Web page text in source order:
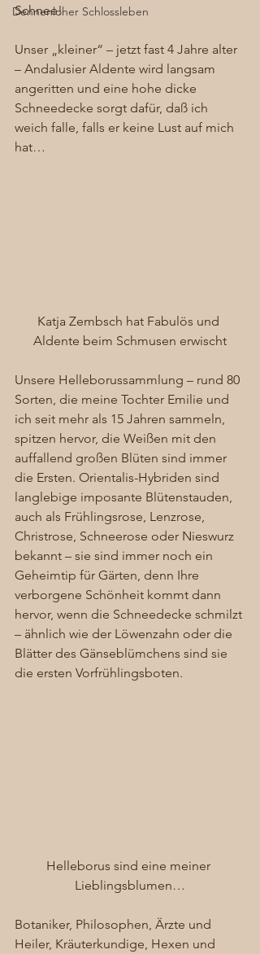
Dennenloher Schlossleben
Schnee!
Unser „kleiner“ – jetzt fast 4 Jahre alter
– Andalusier Aldente wird langsam
angeritten und eine hohe dicke
Schneedecke sorgt dafür, daß ich
weich falle, falls er keine Lust auf mich
hat…
Katja Zembsch hat Fabulös und
Aldente beim Schmusen erwischt
Unsere Helleborussammlung – rund 80
Sorten, die meine Tochter Emilie und
ich seit mehr als 15 Jahren sammeln,
spitzen hervor, die Weißen mit den
auffallend großen Blüten sind immer
die Ersten. Orientalis-Hybriden sind
langlebige imposante Blütenstauden,
auch als Frühlingsrose, Lenzrose,
Christrose, Schneerose oder Nieswurz
bekannt – sie sind immer noch ein
Geheimtip für Gärten, denn Ihre
verborgene Schönheit kommt dann
hervor, wenn die Schneedecke schmilzt
– ähnlich wie der Löwenzahn oder die
Blätter des Gänseblümchens sind sie
die ersten Vorfrühlingsboten.
Helleborus sind eine meiner
Lieblingsblumen…
Botaniker, Philosophen, Ärzte und
Heiler, Kräuterkundige, Hexen und